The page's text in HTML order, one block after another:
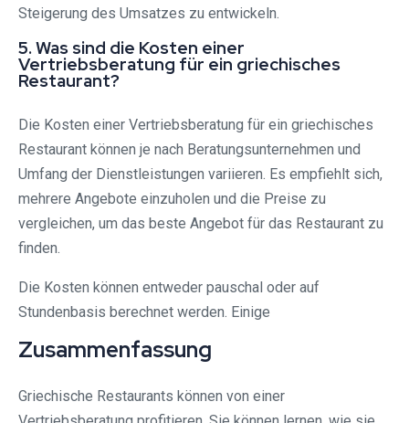
Steigerung des Umsatzes zu entwickeln.
5. Was sind die Kosten einer
Vertriebsberatung für ein griechisches
Restaurant?
Die Kosten einer Vertriebsberatung für ein griechisches
Restaurant können je nach Beratungsunternehmen und
Umfang der Dienstleistungen variieren. Es empfiehlt sich,
mehrere Angebote einzuholen und die Preise zu
vergleichen, um das beste Angebot für das Restaurant zu
finden.
Die Kosten können entweder pauschal oder auf
Stundenbasis berechnet werden. Einige
Zusammenfassung
Griechische Restaurants können von einer